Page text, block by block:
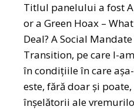
Titlul panelului a fost
or a Green Hoax –
Deal? A Social
Transition, pe care l-
în condițiile în care
este, fără doar și
înșelătorii ale